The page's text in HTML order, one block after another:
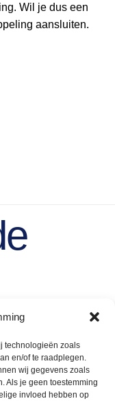
technologieën zoals
en/of te raadplegen.
wij gegevens zoals
Als je geen toestemming
invloed hebben op
Wil je dus een
aansluiten.